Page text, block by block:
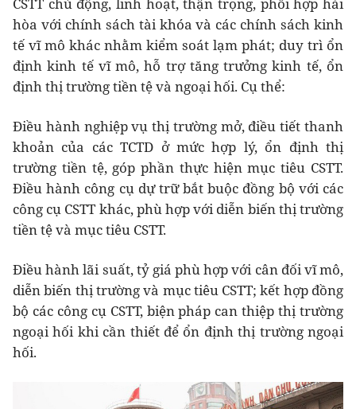
hòa với chính sách tài khóa và các chính sách kinh
tế vĩ mô khác nhằm kiểm soát lạm phát; duy trì ổn
định kinh tế vĩ mô, hỗ trợ tăng trưởng kinh tế, ổn
định thị trường tiền tệ và ngoại hối. Cụ thể:
Điều hành nghiệp vụ thị trường mở, điều tiết thanh
khoản của các TCTD ở mức hợp lý, ổn định thị
trường tiền tệ, góp phần thực hiện mục tiêu CSTT.
Điều hành công cụ dự trữ bắt buộc đồng bộ với các
công cụ CSTT khác, phù hợp với diễn biến thị trường
tiền tệ và mục tiêu CSTT.
Điều hành lãi suất, tỷ giá phù hợp với cân đối vĩ mô,
diễn biến thị trường và mục tiêu CSTT; kết hợp đồng
bộ các công cụ CSTT, biện pháp can thiệp thị trường
ngoại hối khi cần thiết để ổn định thị trường ngoại
hối.